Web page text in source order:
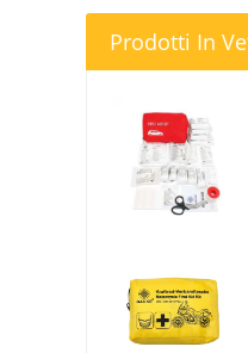
Prodotti In